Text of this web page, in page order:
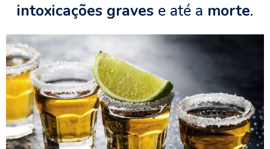
intoxicações graves e até a morte.